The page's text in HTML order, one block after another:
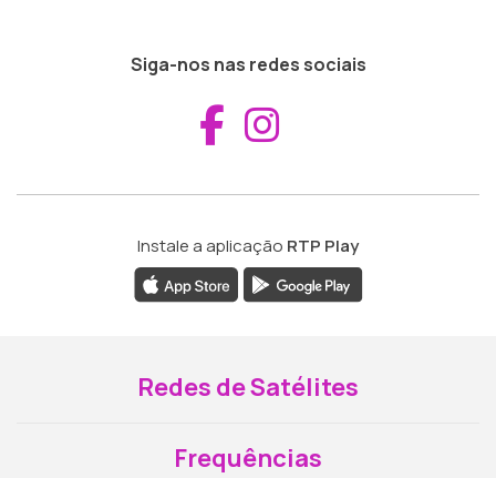
Siga-nos nas redes sociais
Aceder ao
Instale a aplicação RTP Play
Redes de Satélites
Frequências